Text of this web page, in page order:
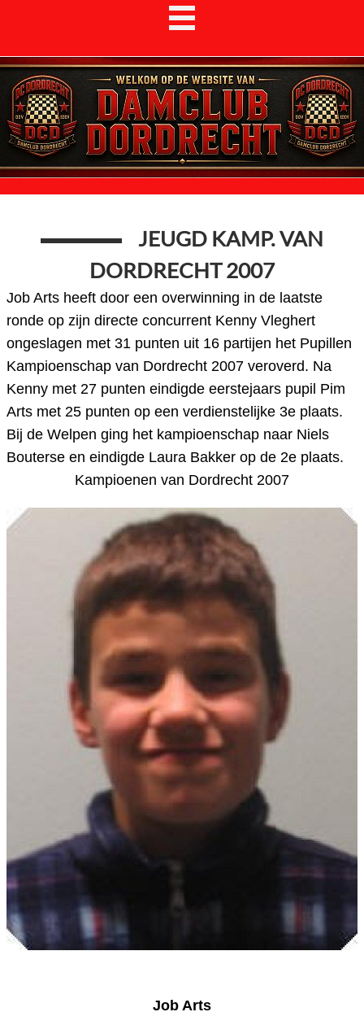
JEUGD KAMP. VAN
DORDRECHT 2007
Job Arts heeft door een overwinning in de laatste
ronde op zijn directe concurrent Kenny Vleghert
ongeslagen met 31 punten uit 16 partijen het Pupillen
Kampioenschap van Dordrecht 2007 veroverd. Na
Kenny met 27 punten eindigde eerstejaars pupil Pim
Arts met 25 punten op een verdienstelijke 3e plaats.
Bij de Welpen ging het kampioenschap naar Niels
Bouterse en eindigde Laura Bakker op de 2e plaats.
Kampioenen van Dordrecht 2007
Job Arts